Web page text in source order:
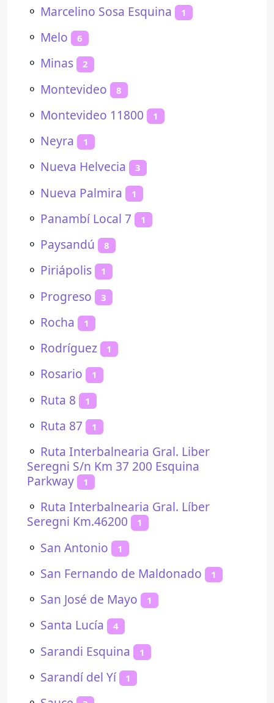
⚬ Marcelino Sosa Esquina 1
⚬ Melo 6
⚬ Minas 2
⚬ Montevideo 8
⚬ Montevideo 11800 1
⚬ Neyra 1
⚬ Nueva Helvecia 3
⚬ Nueva Palmira 1
⚬ Panambí Local 7 1
⚬ Paysandú 8
⚬ Piriápolis 1
⚬ Progreso 3
⚬ Rocha 1
⚬ Rodríguez 1
⚬ Rosario 1
⚬ Ruta 8 1
⚬ Ruta 87 1
⚬ Ruta Interbalnearia Gral. Liber
Seregni S/n Km 37 200 Esquina
Parkway
1
⚬ Ruta Interbalnearia Gral. Líber
Seregni Km.46200
1
⚬ San Antonio 1
⚬ San Fernando de Maldonado 1
⚬ San José de Mayo 1
⚬ Santa Lucía 4
⚬ Sarandi Esquina 1
⚬ Sarandí del Yí 1